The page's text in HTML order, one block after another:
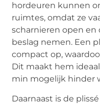
hordeuren kunnen
ruimtes, omdat ze
scharnieren open
beslag nemen. Een
compact op,
Dit maakt hem
min mogelijk hinder
Daarnaast is de